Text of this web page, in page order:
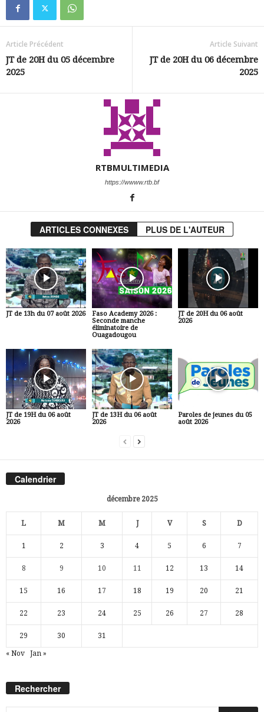
Article Précédent
JT de 20H du 05 décembre
2025
Article Suivant
JT de 20H du 06 décembre
2025
RTBMULTIMEDIA
https://wwww.rtb.bf
ARTICLES CONNEXES PLUS DE L'AUTEUR
JT de 13h du 07 août 2026
Faso Academy 2026 :
Seconde manche
éliminatoire de
Ouagadougou
JT de 20H du 06 août
2026
JT de 19H du 06 août
2026
JT de 13H du 06 août
2026
Paroles de jeunes du 05
août 2026
Calendrier
décembre 2025
L M M J V S D
1 2 3 4 5 6 7
8 9 10 11 12 13 14
15 16 17 18 19 20 21
22 23 24 25 26 27 28
29 30 31
« Nov Jan »
Rechercher